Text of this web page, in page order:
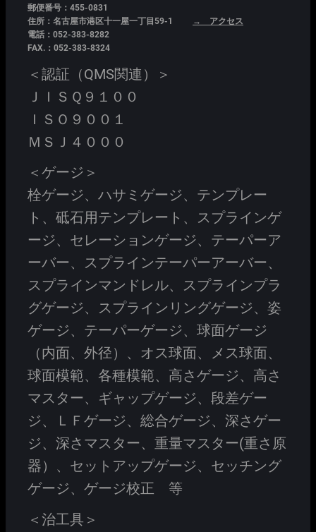
郵便番号：455-0831
住所：名古屋市港区十一屋一丁目59-1
→ アクセス
電話：052-383-8282
FAX.：052-383-8324
＜認証（QMS関連）＞
ＪＩＳＱ９１００
ＩＳＯ９００１
ＭＳＪ４０００
＜ゲージ＞
栓ゲージ、ハサミゲージ、テンプレー
ト、砥石用テンプレート、スプラインゲ
ージ、セレーションゲージ、テーパーア
ーバー、スプラインテーパーアーバー、
スプラインマンドレル、スプラインプラ
グゲージ、スプラインリングゲージ、姿
ゲージ、テーパーゲージ、球面ゲージ
（内面、外径）、オス球面、メス球面、
球面模範、各種模範、高さゲージ、高さ
マスター、ギャップゲージ、段差ゲー
ジ、ＬＦゲージ、総合ゲージ、深さゲー
ジ、深さマスター、重量マスター(重さ原
器）、セットアップゲージ、セッチング
ゲージ、ゲージ校正 等
＜治工具＞